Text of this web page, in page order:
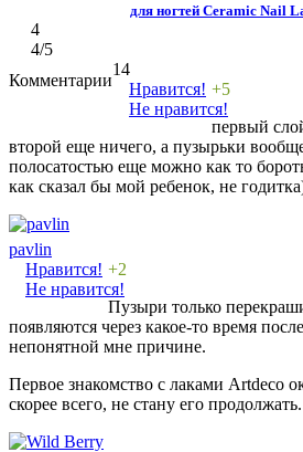
для ногтей Ceramic Nail
4
4/5
Комментарии
14
Нравится!
Не нравится!
+5
первый
второй еще ничего, а пузырьки
полосатостью еще можно как то
как сказал бы мой ребенок, не
pavlin
Нравится!
Не нравится!
+2
Пузыри только
появляются через какое-то время
непонятной мне причине.
Первое знакомство с лаками Artdeco
скорее всего, не стану его продолжать.